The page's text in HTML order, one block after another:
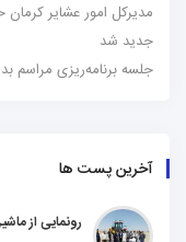
مدیرکل امور عشایر کرمان
جدید شد
جلسه برنامه‌ریزی مراسم
آخرین پست ها